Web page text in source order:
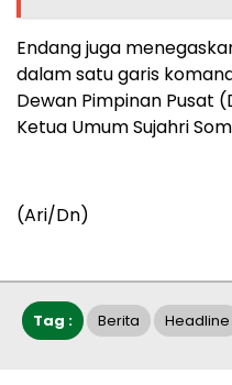
Endang juga
dalam satu garis
Dewan Pimpinan Pusat
Ketua Umum Sujahri
(Ari/Dn)
Tag : Berita Headline